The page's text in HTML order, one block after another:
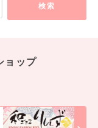
検索
ョップ